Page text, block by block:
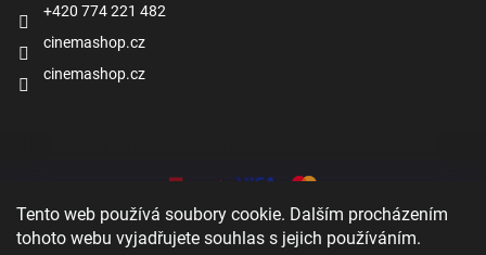
Tento web používá soubory cookie. Dalším procházením
tohoto webu vyjadřujete souhlas s jejich používáním.
+420 774 221 482
cinemashop.cz
cinemashop.cz